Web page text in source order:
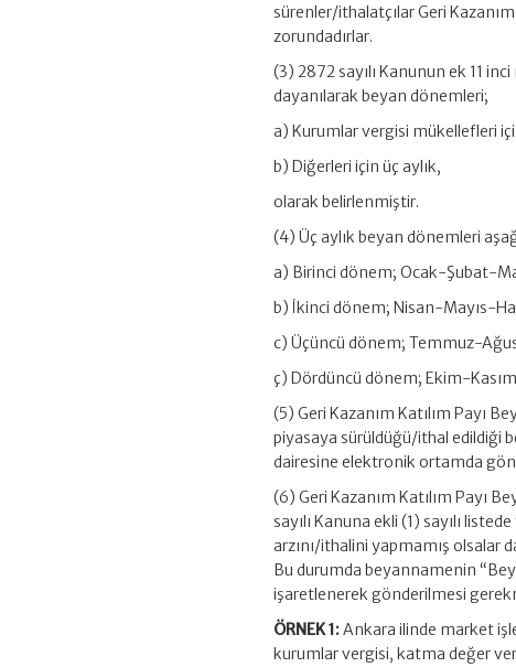
sürenler/ithalatçılar Geri
zorundadırlar.
(3) 2872 sayılı Kanunun ek 11
dayanılarak beyan dönemleri;
a) Kurumlar vergisi mükellefleri
b) Diğerleri için üç aylık,
olarak belirlenmiştir.
(4) Üç aylık beyan dönemleri
a) Birinci dönem; Ocak-Şubat-
b) İkinci dönem; Nisan-Mayıs-
c) Üçüncü dönem; Temmuz-
ç) Dördüncü dönem; Ekim-
(5) Geri Kazanım Katılım Payı
piyasaya sürüldüğü/ithal edildiği
dairesine elektronik ortamda
(6) Geri Kazanım Katılım Payı
sayılı Kanuna ekli (1) sayılı
arzını/ithalini yapmamış olsalar
Bu durumda beyannamenin
işaretlenerek gönderilmesi
ÖRNEK 1:Ankara ilinde market
kurumlar vergisi, katma değer